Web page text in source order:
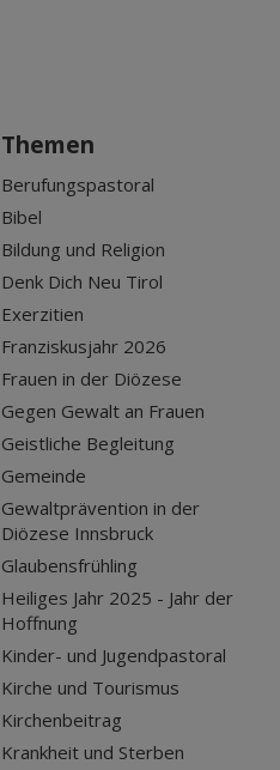
Themen
Berufungspastoral
Bibel
Bildung und Religion
Denk Dich Neu Tirol
Exerzitien
Franziskusjahr 2026
Frauen in der Diözese
Gegen Gewalt an Frauen
Geistliche Begleitung
Gemeinde
Gewaltprävention in der
Diözese Innsbruck
Glaubensfrühling
Heiliges Jahr 2025 - Jahr der
Hoffnung
Kinder- und Jugendpastoral
Kirche und Tourismus
Kirchenbeitrag
Krankheit und Sterben